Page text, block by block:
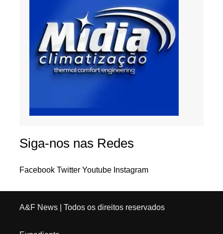
Siga-nos nas Redes
Facebook Twitter Youtube Instagram
A&F News| Todos os direitos reservados